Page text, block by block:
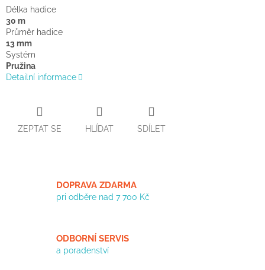
Délka hadice
30 m
Průměr hadice
13 mm
Systém
Pružina
Detailní informace
ZEPTAT SE HLÍDAT SDÍLET
DOPRAVA ZDARMA
pri odběre nad 7 700 Kč
ODBORNÍ SERVIS
a poradenství